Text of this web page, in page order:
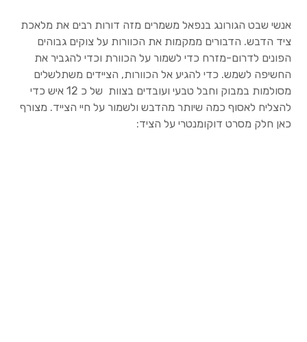
חשמל בשטח
לקוחות מספרים
בלוג, כתבות וטיפים
אנשי שבט הגורונג בנפאל משמרים מזה דורות רבים את מלאכת
ציד הדבש. הדבורים ממקמות את הכוורות על צוקים גבוהים
הפונים לדרום-מזרח כדי לשמור על הכוורת וכדי להגביר את
החשיפה לשמש. כדי להגיע אל הכוורות, הציידים משתלשלים
מסולמות במבוק וחבל טבעי ועובדים בצוות של כ 12 איש כדי
להצליח לאסוף כמה שיותר מהדבש ולשמור על חיי הצייד. מצורף
כאן חלק מסרט דוקומנטרי על הציד: